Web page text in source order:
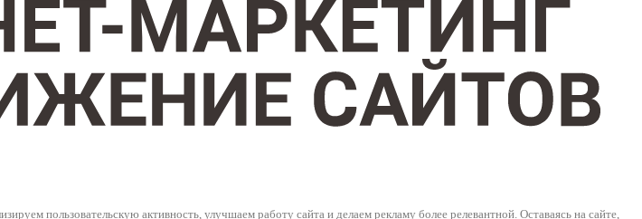
пользовательскую активность, улучшаем работу сайта и делаем рекламу более релевантной. Оставаясь на сайте,